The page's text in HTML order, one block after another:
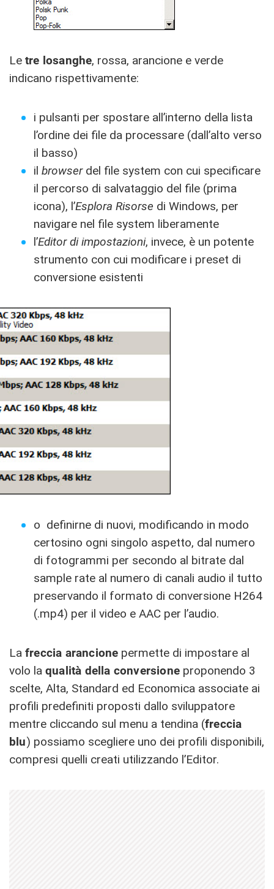
Le tre losanghe, rossa, arancione e verde
indicano rispettivamente:
i pulsanti per spostare all’interno della lista
l’ordine dei file da processare (dall’alto verso
il basso)
il browserdel file system con cui specificare
il percorso di salvataggio del file (prima
icona), l’Esplora Risorse di Windows, per
navigare nel file system liberamente
l’Editor di impostazioni, invece, è un potente
strumento con cui modificare i preset di
conversione esistenti
o definirne di nuovi, modificando in modo
certosino ogni singolo aspetto, dal numero
di fotogrammi per secondo al bitrate dal
sample rate al numero di canali audio il tutto
preservando il formato di conversione H264
(.mp4) per il video e AAC per l’audio.
La freccia arancione permette di impostare al
volo la qualità della conversione proponendo 3
scelte, Alta, Standard ed Economica associate ai
profili predefiniti proposti dallo sviluppatore
mentre cliccando sul menu a tendina (freccia
blu) possiamo scegliere uno dei profili disponibili,
compresi quelli creati utilizzando l’Editor.